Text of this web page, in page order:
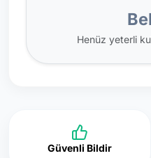
Henüz yeterli
Güvenli Bildir